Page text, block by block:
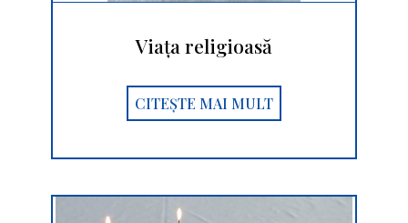
Viața religioasă
CITEȘTE MAI MULT